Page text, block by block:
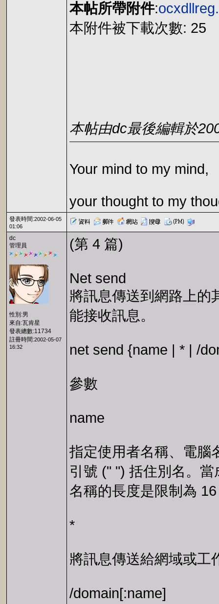
本帖所帶附件:
本附件被下載次數: 25
本帖由dc最後編輯於
Your mind to my mind,
your thought to my
發表時間:2002-06-05
01:06
dc
管理員
性別:男
來自:瓦肯星
發表總數:11734
註冊時間:2002-05-07
16:32
(第 4 篇)
Net send
將訊息傳送到網路上的
能接收訊息。
net send {name | * | /
參數
name
指定使用者名稱、電腦
引號 (" ") 括住別名。
名稱的長度是限制為
*
將訊息傳送給網域或工
/domain[:name]